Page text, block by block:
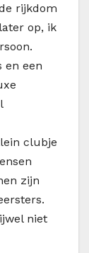
rijkdom
op, ik
en een
clubje
zijn
niet